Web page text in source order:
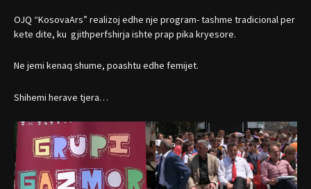
OJQ “KosovaArs” realizoj edhe nje program- tashme tradicional per
kete dite, ku gjithperfshirja ishte prap pika kryesore.
Ne jemi kenaq shume, poashtu edhe femijet.
Shihemi herave tjera…